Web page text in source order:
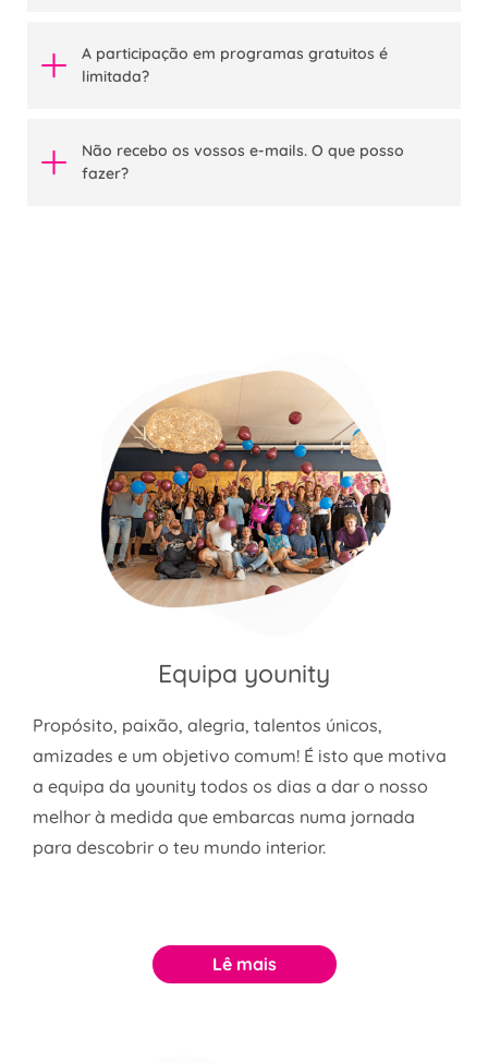
A participação em programas gratuitos é
limitada?
Não recebo os vossos e-mails. O que posso
fazer?
Equipa younity
Propósito, paixão, alegria, talentos únicos,
amizades e um objetivo comum! É isto que motiva
a equipa da younity todos os dias a dar o nosso
melhor à medida que embarcas numa jornada
para descobrir o teu mundo interior.
Lê mais